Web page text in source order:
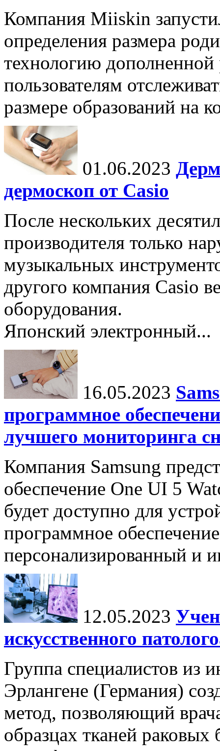
Компания Miiskin
определения размера
технологию дополненной
пользователям
размере образований на
01.06.2023
дермоскоп от Casio
После нескольких
производителя только
музыкальных
другого компания Casio
оборудования.
Японский электронный...
16.05.2023
программное
лучшего мониторинга
Компания Samsung
обеспечение One UI 5
будет доступно для
программное
персонализированный и
12.05.2023
искусственного
Группа специалистов из
Эрлангене (Германия)
метод, позволяющий
образцах тканей раковых